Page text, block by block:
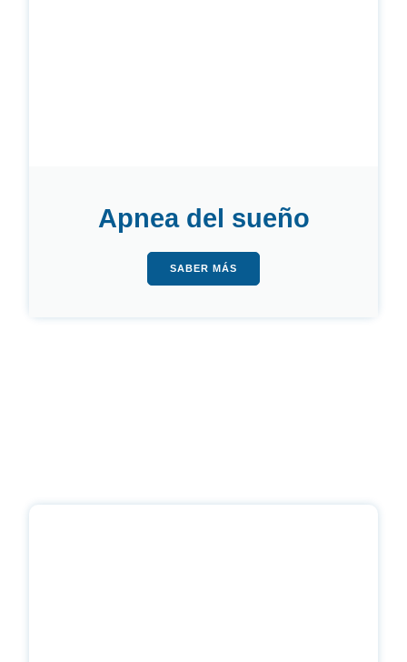
Apnea del sueño
SABER MÁS